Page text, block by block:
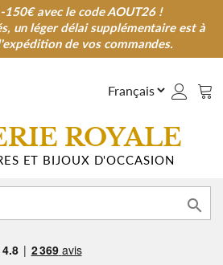
150€ avec le code AOUT26 !
un léger délai supplémentaire est à
de vos commandes.
avec le code AOUT26 !
un léger délai supplémentaire est à
de vos commandes.
ROYALE
ET BIJOUX D'OCCASION
